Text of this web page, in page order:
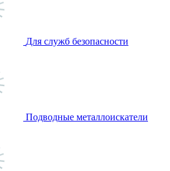
Для служб безопасности
Подводные металлоискатели